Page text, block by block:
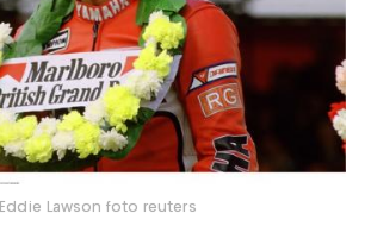
Eddie Lawson foto reuters